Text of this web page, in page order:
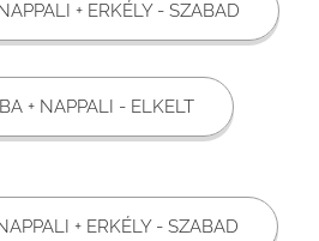
+ ERKÉLY - SZABAD
+ NAPPALI - ELKELT
+ ERKÉLY - SZABAD